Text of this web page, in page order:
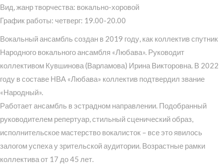
Вид, жанр творчества: вокально-хоровой
График работы: четверг: 19.00-20.00
Вокальный ансамбль создан в 2019 году, как коллектив спутник
Народного вокального ансамбля «Любава». Руководит
коллективом Кувшинова (Варламова) Ирина Викторовна. В 2022
году в составе НВА «Любава» коллектив подтвердил звание
«Народный».
Работает ансамбль в эстрадном направлении. Подобранный
руководителем репертуар, стильный сценический образ,
исполнительское мастерство вокалисток – все это явилось
залогом успеха у зрительской аудитории. Возрастные рамки
коллектива от 17 до 45 лет.